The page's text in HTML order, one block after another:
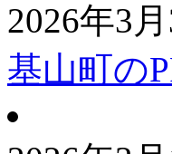
2026年3
基山町の